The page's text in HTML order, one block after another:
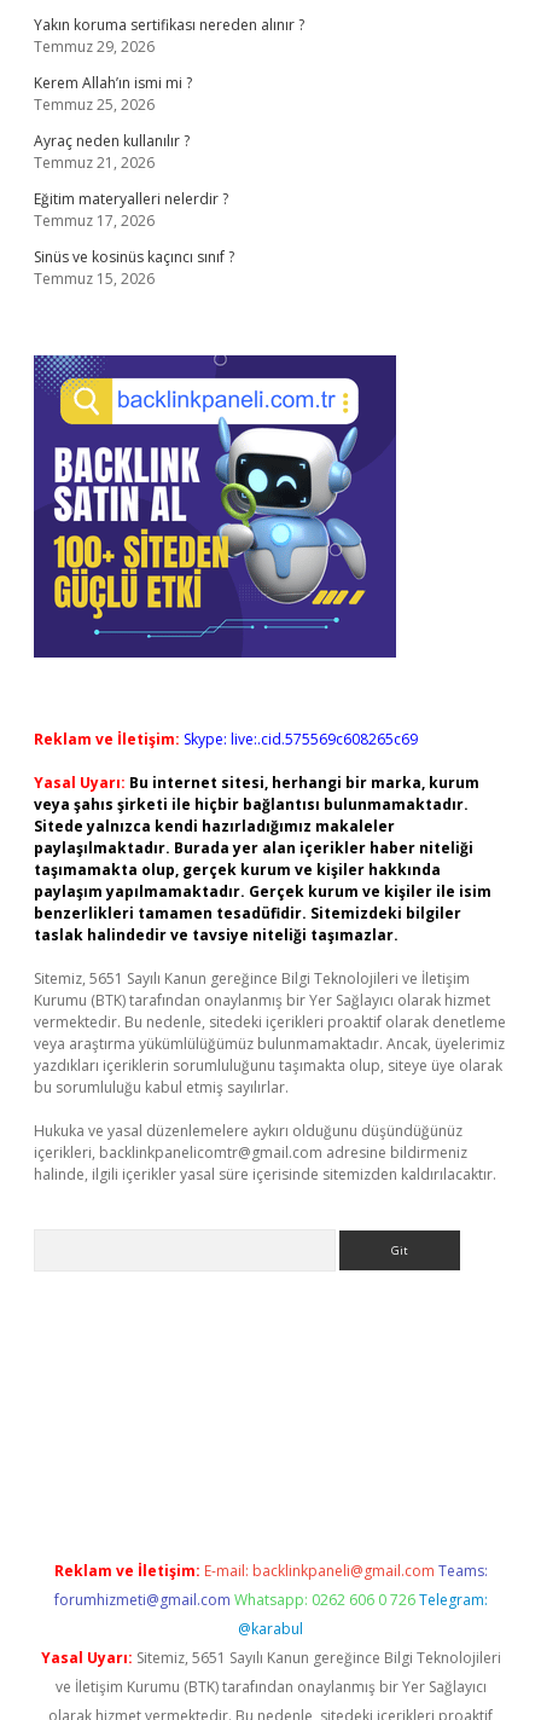
Yakın koruma sertifikası nereden alınır ?
Temmuz 29, 2026
Kerem Allah’ın ismi mi ?
Temmuz 25, 2026
Ayraç neden kullanılır ?
Temmuz 21, 2026
Eğitim materyalleri nelerdir ?
Temmuz 17, 2026
Sinüs ve kosinüs kaçıncı sınıf ?
Temmuz 15, 2026
Reklam ve İletişim: Skype: live:.cid.575569c608265c69
Yasal Uyarı: Bu internet sitesi, herhangi bir marka, kurum
veya şahıs şirketi ile hiçbir bağlantısı bulunmamaktadır.
Sitede yalnızca kendi hazırladığımız makaleler
paylaşılmaktadır. Burada yer alan içerikler haber niteliği
taşımamakta olup, gerçek kurum ve kişiler hakkında
paylaşım yapılmamaktadır. Gerçek kurum ve kişiler ile isim
benzerlikleri tamamen tesadüfidir. Sitemizdeki bilgiler
taslak halindedir ve tavsiye niteliği taşımazlar.
Sitemiz, 5651 Sayılı Kanun gereğince Bilgi Teknolojileri ve İletişim
Kurumu (BTK) tarafından onaylanmış bir Yer Sağlayıcı olarak hizmet
vermektedir. Bu nedenle, sitedeki içerikleri proaktif olarak denetleme
veya araştırma yükümlülüğümüz bulunmamaktadır. Ancak, üyelerimiz
yazdıkları içeriklerin sorumluluğunu taşımakta olup, siteye üye olarak
bu sorumluluğu kabul etmiş sayılırlar.
Hukuka ve yasal düzenlemelere aykırı olduğunu düşündüğünüz
içerikleri, backlinkpanelicomtr@gmail.com adresine bildirmeniz
halinde, ilgili içerikler yasal süre içerisinde sitemizden kaldırılacaktır.
Reklam ve İletişim: E-mail: backlinkpaneli@gmail.com Teams:
forumhizmeti@gmail.com Whatsapp: 0262 606 0 726 Telegram:
@karabul
Yasal Uyarı: Sitemiz, 5651 Sayılı Kanun gereğince Bilgi Teknolojileri
ve İletişim Kurumu (BTK) tarafından onaylanmış bir Yer Sağlayıcı
olarak hizmet vermektedir. Bu nedenle, sitedeki içerikleri proaktif